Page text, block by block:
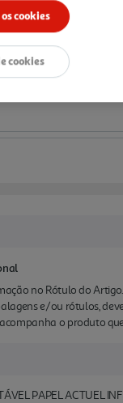
no Rótulo do
e/ou rótulos,
o produto
PAPEL ACTUEL
cookies
cookies